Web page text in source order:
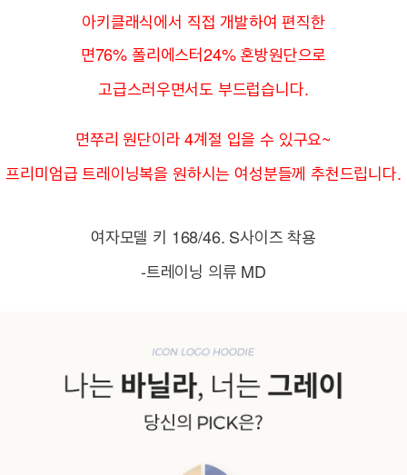
아키클래식에서 직접 개발하여 편직한
면76% 폴리에스터24% 혼방원단으로
고급스러우면서도 부드럽습니다.
면쭈리 원단이라 4계절 입을 수 있구요~
프리미엄급 트레이닝복을 원하시는 여성분들께 추천드립니다.
여자모델 키 168/46. S사이즈 착용
-트레이닝 의류 MD